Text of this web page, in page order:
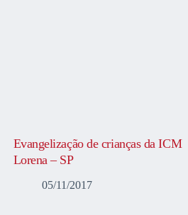
Evangelização de crianças da ICM
Lorena – SP
05/11/2017